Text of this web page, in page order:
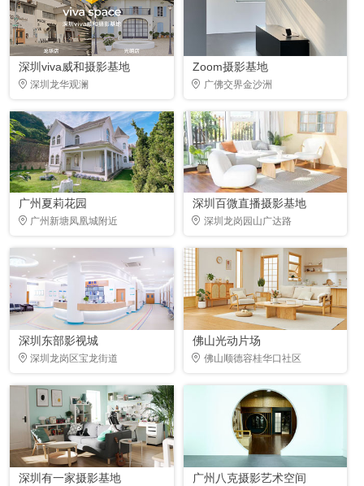
深圳viva威和摄影基地
深圳龙华观澜
Zoom摄影基地
广佛交界金沙洲
广州夏莉花园
广州新塘凤凰城附近
深圳百微直播摄影基地
深圳龙岗园山广达路
深圳东部影视城
深圳龙岗区宝龙街道
佛山光动片场
佛山顺德容桂华口社区
深圳有一家摄影基地 广州八克摄影艺术空间